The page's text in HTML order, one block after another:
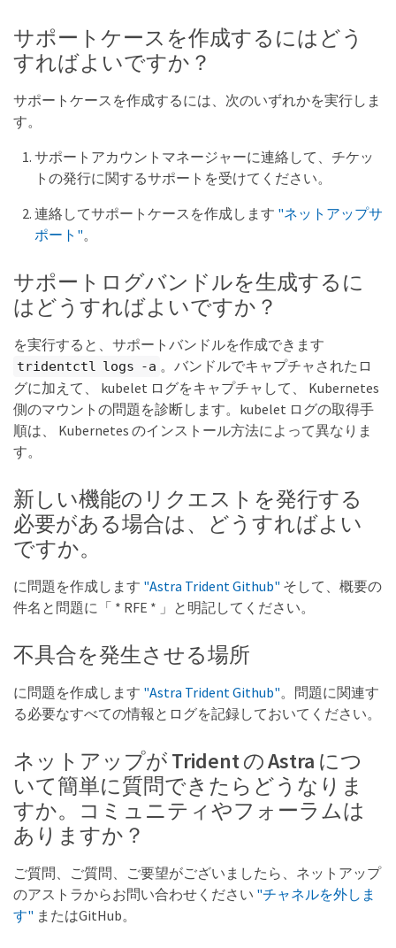
サポートケースを作成するにはどう
すればよいですか？
サポートケースを作成するには、次のいずれかを実行しま
す。
サポートアカウントマネージャーに連絡して、チケッ
トの発行に関するサポートを受けてください。
連絡してサポートケースを作成します "ネットアップサ
ポート"。
サポートログバンドルを生成するに
はどうすればよいですか？
を実行すると、サポートバンドルを作成できます
tridentctl logs -a 。バンドルでキャプチャされたロ
グに加えて、 kubelet ログをキャプチャして、 Kubernetes
側のマウントの問題を診断します。kubelet ログの取得手
順は、 Kubernetes のインストール方法によって異なりま
す。
新しい機能のリクエストを発行する
必要がある場合は、どうすればよい
ですか。
に問題を作成します "Astra Trident Github" そして、概要の
件名と問題に「 * RFE * 」と明記してください。
不具合を発生させる場所
に問題を作成します "Astra Trident Github"。問題に関連す
る必要なすべての情報とログを記録しておいてください。
ネットアップが Trident の Astra につ
いて簡単に質問できたらどうなりま
すか。コミュニティやフォーラムは
ありますか？
ご質問、ご質問、ご要望がございましたら、ネットアップ
のアストラからお問い合わせください "チャネルを外しま
す" またはGitHub。